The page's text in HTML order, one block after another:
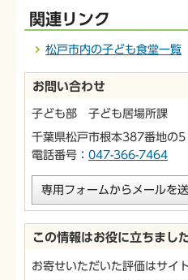
関連リンク
松戸市内の子ども食堂一覧
お問い合わせ
子ども部 子ども居場所課
千葉県松戸市根本387番地の
電話番号： 047-366-7464
専用フォームからメールを
この情報はお役に立ちまし
お寄せいただいた評価はサイ